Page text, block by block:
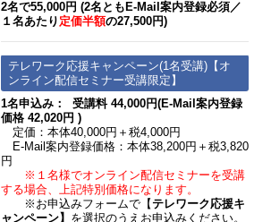
2名で55,000円 (2名ともE-Mail案内登録必須​／
１名あたり 定価半額の27,500円)
テレワーク応援キャンペーン(1名受講)【オ
ンライン配信セミナー受講限定】
1名申込み： 受講料 44,000円(E-Mail案内登録
価格 42,020円 )
定価：本体40,000円＋税4,000円
E-Mail案内登録価格：本体38,200円＋税3,820
円
※１名様でオンライン配信セミナーを受講
する場合、上記特別価格になります。
※お申込みフォームで【テレワーク応援キ
ャンペーン】
を選択のうえお申込みください。